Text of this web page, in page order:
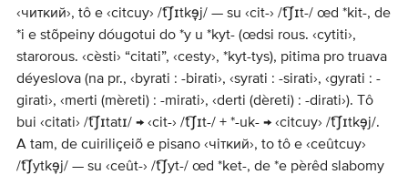
‹читкий›, tô e ‹citcuy› /t͡ʃɪtkɘ̞j/ — su ‹cit-› /t͡ʃɪt-/ œd *kit-, de
*i e stõpeiny dóugotui do *y u *kyt- (œdsi rous. ‹cytiti›,
starorous. ‹cèsti› “citati”, ‹cesty›, *kyt-tys), pitima pro truava
déyeslova (na pr., ‹byrati : -birati›, ‹syrati : -sirati›, ‹gyrati : -
girati›, ‹merti (mèreti) : -mirati›, ‹derti (dèreti) : -dirati›). Tô
bui ‹citati› /t͡ʃɪtatɪ/ → ‹cit-› /t͡ʃɪt-/ + *-uk- → ‹citcuy› /t͡ʃɪtkɘ̞j/.
A tam, de cuiriliçeiõ e pisano ‹чіткий›, to tô e ‹ceûtcuy›
/t͡ʃytkɘ̞j/ — su ‹ceût-› /t͡ʃyt-/ œd *ket-, de *e pèrêd slabomy